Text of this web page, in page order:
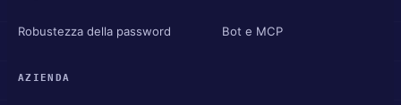
Robustezza della password Bot e MCP
AZIENDA